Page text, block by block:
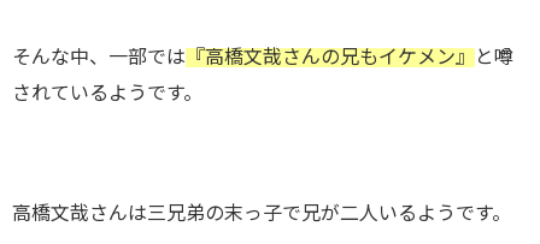
そんな中、一部では 『高橋文哉さんの兄もイケメン』
と噂
されているようです。
高橋文哉さんは三兄弟の末っ子で兄が二人いるようです。